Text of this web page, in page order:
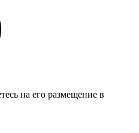
на его размещение в